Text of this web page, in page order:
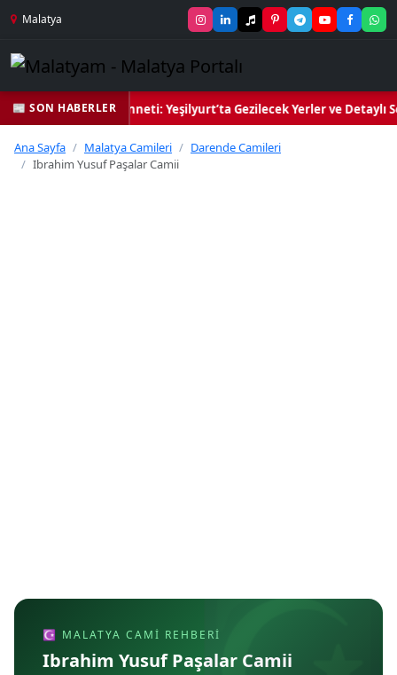
Malatya
📰 SON HABERLER
Kalbi ve Kültür Cenneti: Yeşilyurt’ta Gezilecek Yerler ve Detaylı
Ana Sayfa Malatya Camileri
Darende Camileri
Ibrahim Yusuf Paşalar Camii
☪ MALATYA CAMI REHBERI
Ibrahim Yusuf Paşalar Camii